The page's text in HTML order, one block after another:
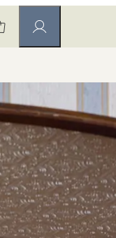
Medlemssidor